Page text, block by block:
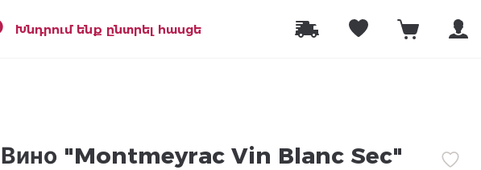
Խնդրում ենք ընտրել հասցե
Вино "Montmeyrac Vin Blanc Sec"